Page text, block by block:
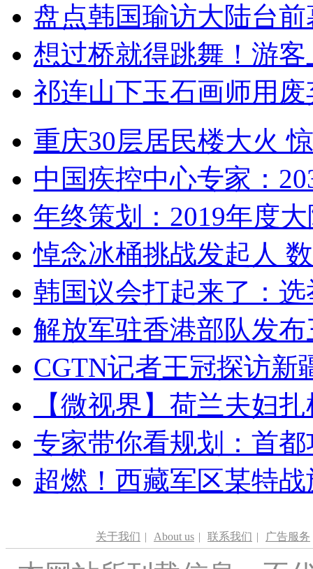
盘点韩国瑜访大陆台
想过桥就得跳舞！游客
祁连山下玉石画师用
重庆30层居民楼大火
中国疾控中心专家：
年终策划：2019年度
悼念冰桶挑战发起人
韩国议会打起来了：
解放军驻香港部队发
CGTN记者王冠探访新
【微视界】荷兰夫妇
专家带你看规划：首
超燃！西藏军区某特
关于我们 | About us | 联系我们 | 广告服务